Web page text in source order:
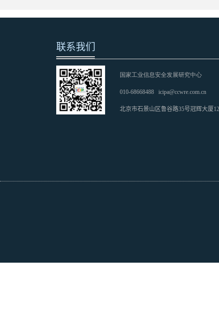
联系我们
国家工业信息安全发展研究中心
010-68668488 icipa@ccwre.com.cn
北京市石景山区鲁谷路35号冠辉大厦